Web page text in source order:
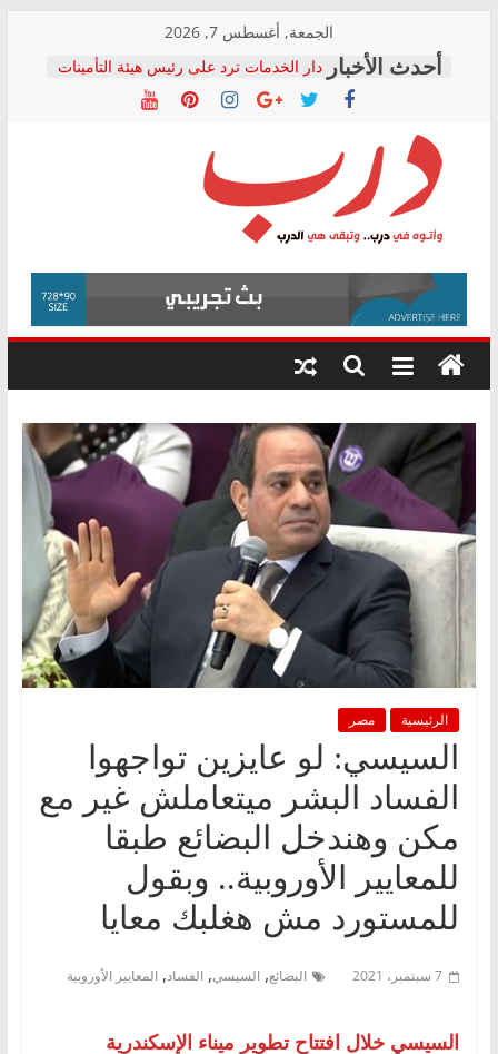
content
الجمعة, أغسطس 7, 2026
دار الخدمات ترد على رئيس هيئة التأمينات
بعد مؤتمره الصحفي: إنكار الأزمة لا ينهي
معاناة أصحاب المعاشات.. ونطالب بكشف
فرحات سليمان يكتب: القطاع الصحي إلى
أين؟
حزب التحالف الشعبي يطلق لجنة “الحق
في الصحة” بالإسكندرية لرصد الانتهاكات
ودعم المرضى
الوزاري لمدينة الصحفيين.. وانتهاء أعمال
إنشاء المبنى الإداري
المجلس القومي لحقوق الإنسان يعلن
متابعة قضية الدكتور محمد زهران.. ويؤكد:
قرينة البراءة وضمانات المحاكمة العادلة
درب
وأتوه
درب..
وتبقى
هي
الرئيسية مصر
السيسي: لو عايزين تواجهوا
الفساد البشر ميتعاملش غير مع
مكن وهندخل البضائع طبقا
للمعايير الأوروبية.. وبقول
للمستورد مش هغلبك معايا
7 سبتمبر، 2021 البضائع, السيسي, الفساد, المعايير الأوروبية
السيسي خلال افتتاح تطوير ميناء الإسكندرية